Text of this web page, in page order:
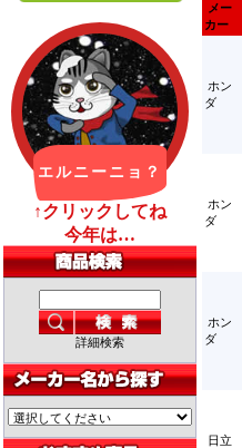
詳細検索
メー
カー
ホン
ダ
ホン
ダ
ホン
ダ
日立